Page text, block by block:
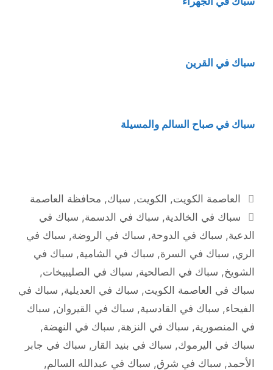
سباك في القرين
سباك في صباح السالم والمسيلة
التصنيفات
العاصمة الكويت, الكويت, سباك, محافظة العاصمة
الوسوم
سباك في الخالدية, سباك في الدسمة, سباك في
الدعية, سباك في الدوحة, سباك في الروضة, سباك في
الري, سباك في السرة, سباك في الشامية, سباك في
الشويخ, سباك في الصالحية, سباك في الصليبيخات,
سباك في العاصمة الكويت, سباك في العديلية, سباك في
الفيحاء, سباك في القادسية, سباك في القيروان, سباك
في المنصورية, سباك في النزهة, سباك في النهضة,
سباك في اليرموك, سباك في بنيد القار , سباك في جابر
الأحمد, سباك في شرق, سباك في عبدالله السالم,